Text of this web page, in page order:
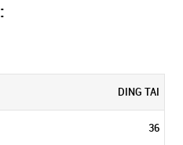
DING TAI
36